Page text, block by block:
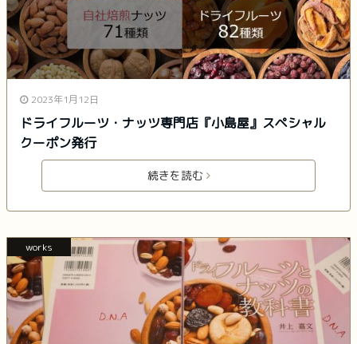
2023年1月12日
ドライフルーツ・ナッツ専門店『小島屋』スペシャル
クーポン発行
続きを読む
works